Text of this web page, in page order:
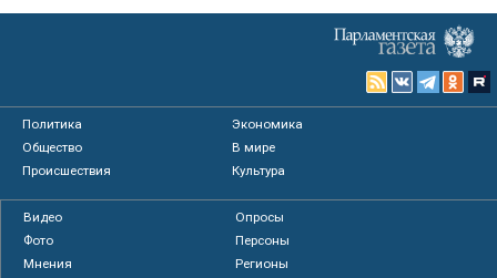
Политика
Экономика
Общество
В мире
Происшествия
Культура
Видео
Опросы
Фото
Персоны
Мнения
Регионы